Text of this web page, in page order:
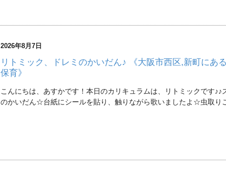
2026年8月7日
リトミック、ドレミのかいだん♪ 《大阪市西区,新町に
保育》
こんにちは、あすかです！本日のカリキュラムは、リトミックです
のかいだん☆台紙にシールを貼り、触りながら歌いましたよ☆虫取